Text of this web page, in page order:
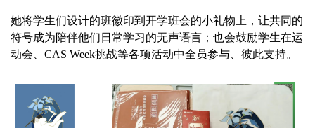
她将学生们设计的班徽印到开学班会的小礼物上，让共同的
符号成为陪伴他们日常学习的无声语言；也会鼓励学生在运
动会、CAS Week挑战等各项活动中全员参与、彼此支持。